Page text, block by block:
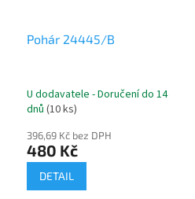
Pohár 24445/B
U dodavatele - Doručení do 14
dnů (10 ks)
396,69 Kč bez DPH
480 Kč
DETAIL